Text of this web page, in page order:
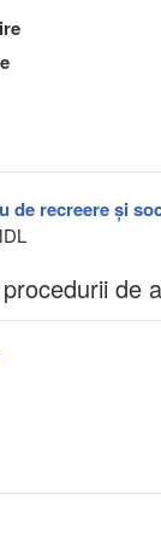
de recreere și
de